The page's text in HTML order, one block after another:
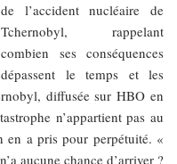
de l’accident nucléaire de
Tchernobyl, rappelant
combien ses conséquences
dépassent le temps et les
diffusée sur HBO en
n’appartient pas au
en a pris pour perpétuité. «
aucune chance d’arriver ?